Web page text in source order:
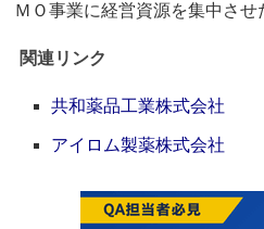
ＭＯ事業に経営資源を集中させ
関連リンク
共和薬品工業株式会社
アイロム製薬株式会社